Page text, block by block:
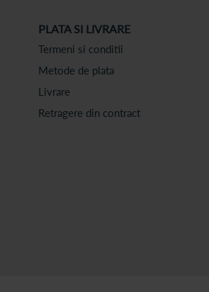
PLATA SI LIVRARE
Termeni si conditii
Metode de plata
Livrare
Retragere din contract